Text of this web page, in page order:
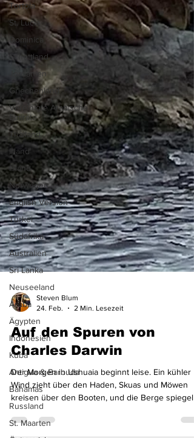
Tortola
St. Lucia
Dominica
Schottland
Jordanien
Griechenland
Vereinigte Arabische
Emirate
Thailand
Irland
Island
Norwegen
English Version
Türkei
Südafrika
Australien
Sri Lanka
Neuseeland
Aruba
Ägypten
Indonesien
Kuba
Antigua & Barbuda
Bahamas
Russland
St. Maarten
Steven Blum
24. Feb.
2 Min. Lesezeit
Auf den Spuren von
Charles Darwin
Der Morgen in Ushuaia beginnt leise. Ein kühler
Wind zieht über den Haden, Skuas und Möwen
kreisen über den Booten, und die Berge spiegeln